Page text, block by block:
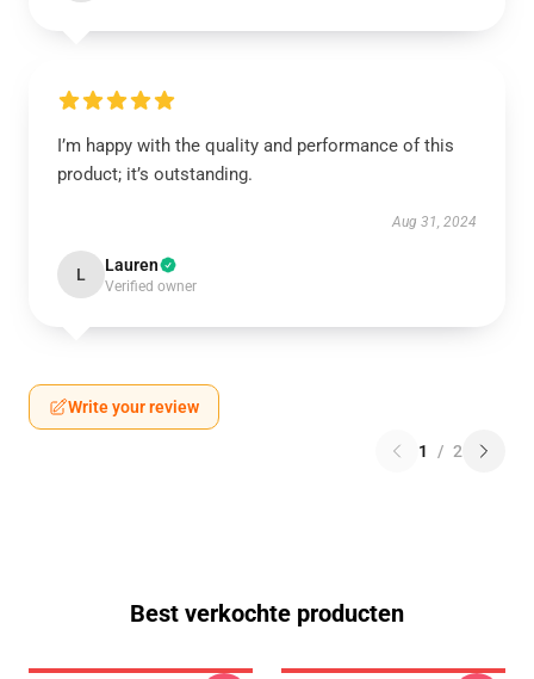
I’m happy with the quality and performance of this
product; it’s outstanding.
Aug 31, 2024
L Lauren
Verified owner
Write your review
1 / 2
Best verkochte producten